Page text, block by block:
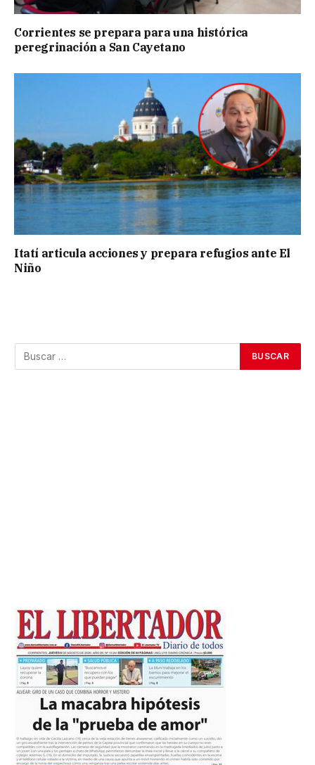
Corrientes se prepara para una histórica
peregrinación a San Cayetano
Itatí articula acciones y prepara refugios ante El
Niño